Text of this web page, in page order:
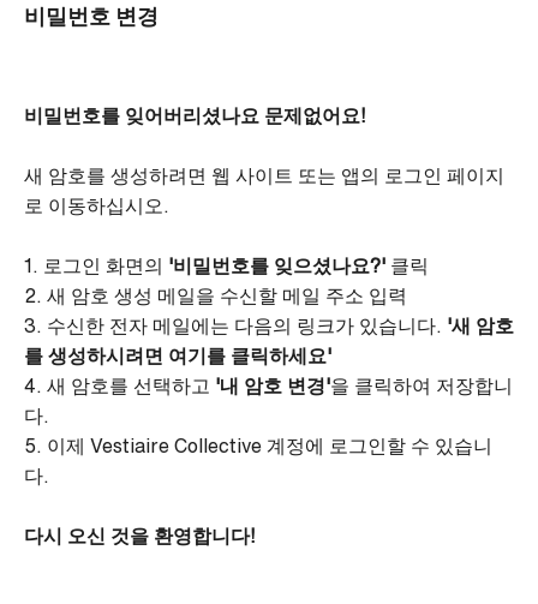
비밀번호 변경
비밀번호를 잊어버리셨나요 문제없어요!
새 암호를 생성하려면 웹 사이트 또는 앱의 로그인 페이지
로 이동하십시오.
1. 로그인 화면의 '비밀번호를 잊으셨나요?' 클릭
2. 새 암호 생성 메일을 수신할 메일 주소 입력
3. 수신한 전자 메일에는 다음의 링크가 있습니다. '새 암호
를 생성하시려면 여기를 클릭하세요'
4. 새 암호를 선택하고 '내 암호 변경'을 클릭하여 저장합니
다.
5. 이제 Vestiaire Collective 계정에 로그인할 수 있습니
다.
다시 오신 것을 환영합니다!